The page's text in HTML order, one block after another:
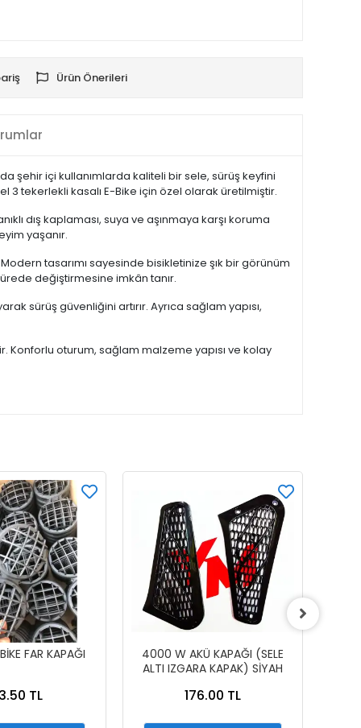
Ürün Önerileri
şehir içi kullanımlarda kaliteli bir sele, sürüş keyfini
3 tekerlekli kasalı E-Bike için özel olarak üretilmiştir.
dış kaplaması, suya ve aşınmaya karşı koruma
yaşanır.
tasarımı sayesinde bisikletinize şık bir görünüm
değiştirmesine imkân tanır.
sürüş güvenliğini artırır. Ayrıca sağlam yapısı,
Konforlu oturum, sağlam malzeme yapısı ve kolay
FAR KAPAĞI
TL
4000 W AKÜ KAPAĞI (SELE
ALTI IZGARA KAPAK) SİYAH
176.00 TL